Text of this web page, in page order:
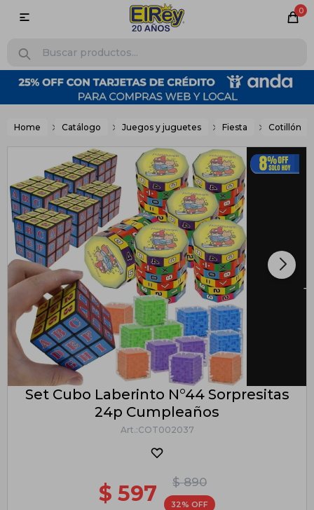
0

Home Catálogo Juegos y juguetes Fiesta Cotillón
Set Cubo Laberinto N°44 Sorpresitas
24p Cumpleaños
COT002037
$ 890
$ 597 32